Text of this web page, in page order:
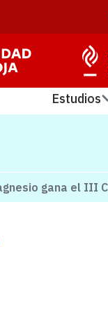
Estudios
gana el III